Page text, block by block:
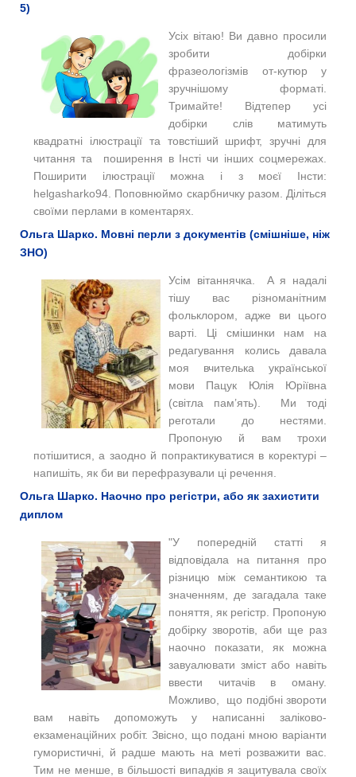
5)
Усіх вітаю! Ви давно просили
зробити добірки
фразеологізмів от-кутюр у
зручнішому форматі.
Тримайте! Відтепер усі
добірки слів матимуть
квадратні ілюстрації та товстіший шрифт, зручні для
читання та поширення в Інсті чи інших соцмережах.
Поширити ілюстрації можна і з моєї Інсти:
helgasharko94. Поповнюймо скарбничку разом. Діліться
своїми перлами в коментарях.
Ольга Шарко. Мовні перли з документів (смішніше, ніж
ЗНО)
Усім вітаннячка. А я надалі
тішу вас різноманітним
фольклором, адже ви цього
варті. Ці смішинки нам на
редагування колись давала
моя вчителька української
мови Пацук Юлія Юріївна
(світла пам’ять). Ми тоді
реготали до нестями.
Пропоную й вам трохи
потішитися, а заодно й попрактикуватися в коректурі –
напишіть, як би ви перефразували ці речення.
Ольга Шарко. Наочно про регістри, або як захистити
диплом
"У попередній статті я
відповідала на питання про
різницю між семантикою та
значенням, де загадала таке
поняття, як регістр. Пропоную
добірку зворотів, аби ще раз
наочно показати, як можна
завуалювати зміст або навіть
ввести читачів в оману.
Можливо, що подібні звороти
вам навіть допоможуть у написанні заліково-
екзаменаційних робіт. Звісно, що подані мною варіанти
гумористичні, й радше мають на меті розважити вас.
Тим не менше, в більшості випадків я зацитувала своїх